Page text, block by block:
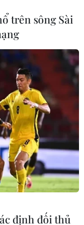
có chữ
số hộ chiếu cấp
đầu dự kiến
một quyết định
trên sông Sài
định đối thủ